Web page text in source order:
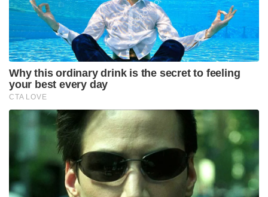
Why this ordinary drink is the secret to feeling
your best every day
CTA LOVE